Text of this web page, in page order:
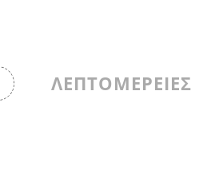
ΛΕΠΤΟΜΕΡΕΙΕΣ